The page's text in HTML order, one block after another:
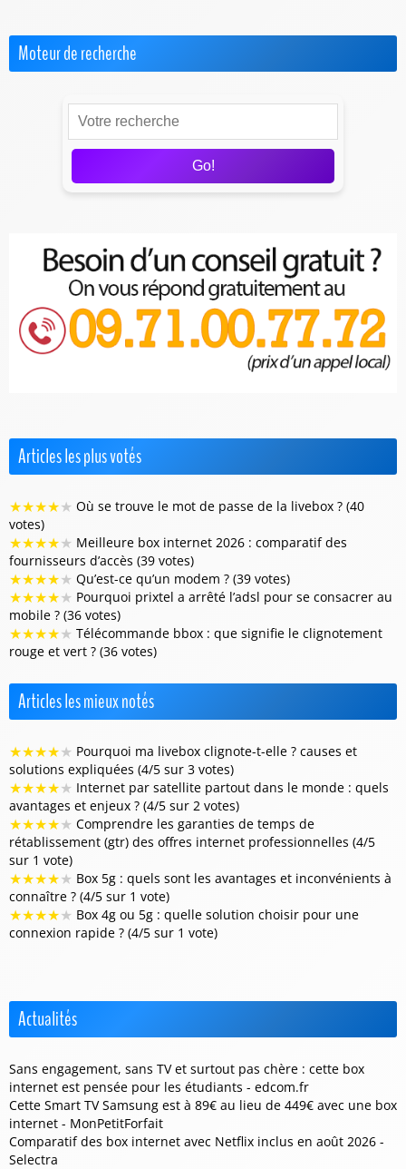
Moteur de recherche
Go!
Articles les plus votés
★★★★★ Où se trouve le mot de passe de la livebox ? (40
votes)
★★★★★ Meilleure box internet 2026 : comparatif des
fournisseurs d’accès (39 votes)
★★★★★ Qu’est-ce qu’un modem ? (39 votes)
★★★★★ Pourquoi prixtel a arrêté l’adsl pour se consacrer au
mobile ? (36 votes)
★★★★★ Télécommande bbox : que signifie le clignotement
rouge et vert ? (36 votes)
Articles les mieux notés
★★★★★ Pourquoi ma livebox clignote-t-elle ? causes et
solutions expliquées (4/5 sur 3 votes)
★★★★★ Internet par satellite partout dans le monde : quels
avantages et enjeux ? (4/5 sur 2 votes)
★★★★★ Comprendre les garanties de temps de
rétablissement (gtr) des offres internet professionnelles (4/5
sur 1 vote)
★★★★★ Box 5g : quels sont les avantages et inconvénients à
connaître ? (4/5 sur 1 vote)
★★★★★ Box 4g ou 5g : quelle solution choisir pour une
connexion rapide ? (4/5 sur 1 vote)
Actualités
Sans engagement, sans TV et surtout pas chère : cette box
internet est pensée pour les étudiants - edcom.fr
Cette Smart TV Samsung est à 89€ au lieu de 449€ avec une box
internet - MonPetitForfait
Comparatif des box internet avec Netflix inclus en août 2026 -
Selectra